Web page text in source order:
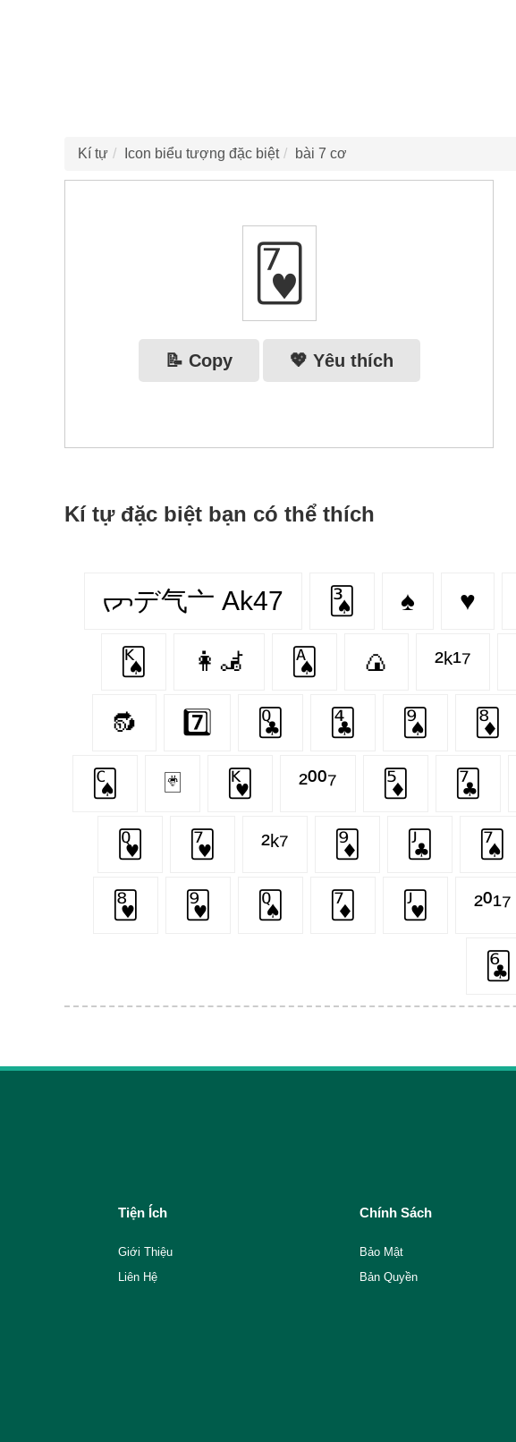
Kí tự Icon biểu tượng đặc biệt bài 7 cơ
🂷
📝 Copy 💖 Yêu thích
Kí tự đặc biệt bạn có thể thích
ᡕᠵデ气亠 Ak47 🂣 ♠ ♥
🂮 👩‍🦼‍ 🂡 🍙 ²ᵏ¹⁷
🔂 7️⃣ 🃝 🃔 🂩 🃈
🂬 🃏 🂾 ²⁰⁰⁷ 🃅 🃗
🂽 🂷 ²ᵏ⁷ 🃉 🃛 🂧
🂸 🂹 🂭 🃇 🂻 ²⁰¹⁷
🃖
Tiện Ích
Giới Thiệu
Liên Hệ
Chính Sách
Bảo Mật
Bản Quyền